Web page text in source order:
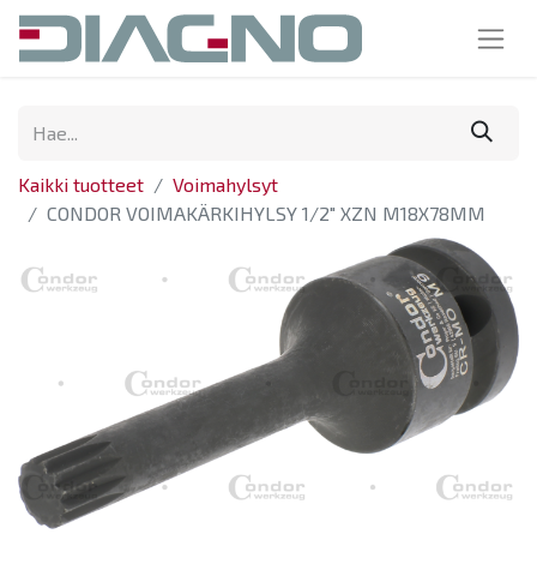
Kaikki tuotteet
Voimahylsyt
CONDOR VOIMAKÄRKIHYLSY 1/2" XZN M18X78MM